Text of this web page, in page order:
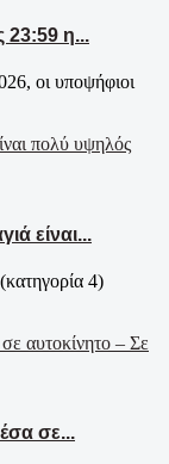
23:59 η...
οι υποψήφιοι
είναι...
4)
σε...